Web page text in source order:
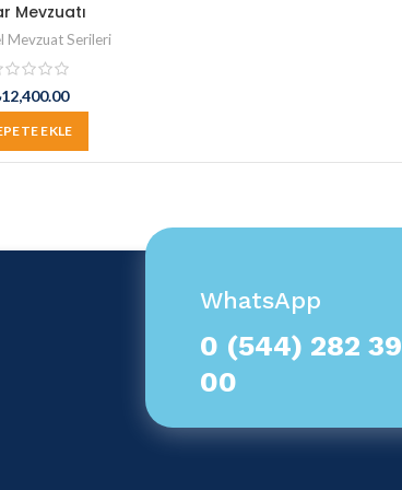
Mevzuatı
Mevzuat Serileri
12,400.00
EKLE
WhatsApp
0 (544) 282 39
00